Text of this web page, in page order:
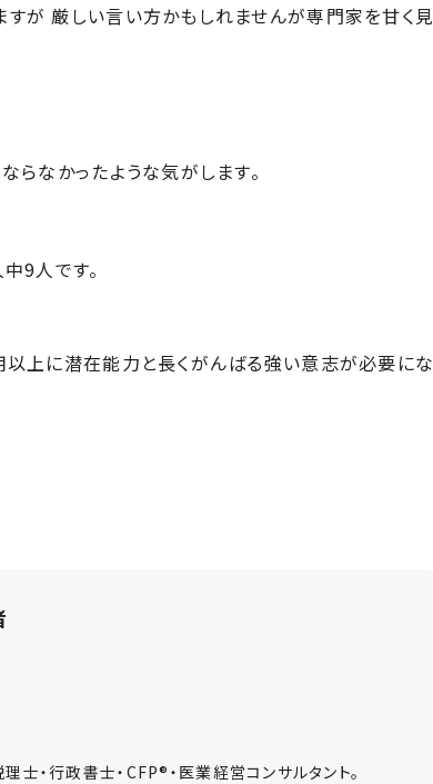
が 厳しい言い方かもしれませんが専門家を甘く見
なかったような気がします。
9人です。
上に潜在能力と長くがんばる強い意志が必要にな
・行政書士・CFP®・医業経営コンサルタント。